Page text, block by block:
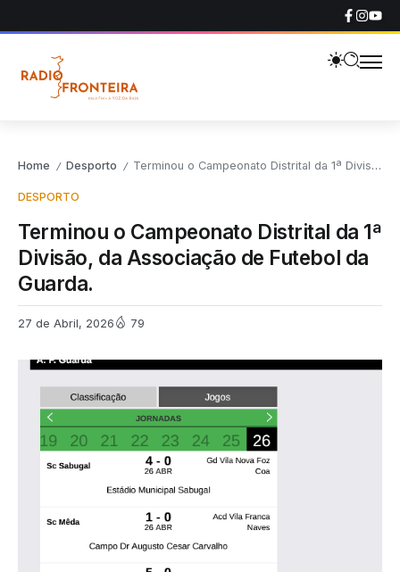
Home / Desporto / Terminou o Campeonato Distrital da 1ª Divisão, da Associação de Futebol da Guarda.
DESPORTO
Terminou o Campeonato Distrital da 1ª
Divisão, da Associação de Futebol da
Guarda.
27 de Abril, 2026 79